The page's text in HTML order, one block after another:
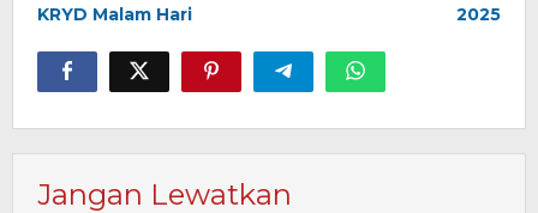
KRYD Malam Hari 2025
Jangan Lewatkan